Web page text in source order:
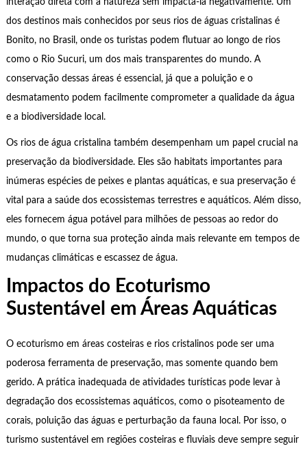
interação direta com a natureza sem impactá-la negativamente. Um
dos destinos mais conhecidos por seus rios de águas cristalinas é
Bonito, no Brasil, onde os turistas podem flutuar ao longo de rios
como o Rio Sucuri, um dos mais transparentes do mundo. A
conservação dessas áreas é essencial, já que a poluição e o
desmatamento podem facilmente comprometer a qualidade da água
e a biodiversidade local.
Os rios de água cristalina também desempenham um papel crucial na
preservação da biodiversidade. Eles são habitats importantes para
inúmeras espécies de peixes e plantas aquáticas, e sua preservação é
vital para a saúde dos ecossistemas terrestres e aquáticos. Além disso,
eles fornecem água potável para milhões de pessoas ao redor do
mundo, o que torna sua proteção ainda mais relevante em tempos de
mudanças climáticas e escassez de água.
Impactos do Ecoturismo
Sustentável em Áreas Aquáticas
O ecoturismo em áreas costeiras e rios cristalinos pode ser uma
poderosa ferramenta de preservação, mas somente quando bem
gerido. A prática inadequada de atividades turísticas pode levar à
degradação dos ecossistemas aquáticos, como o pisoteamento de
corais, poluição das águas e perturbação da fauna local. Por isso, o
turismo sustentável em regiões costeiras e fluviais deve sempre seguir